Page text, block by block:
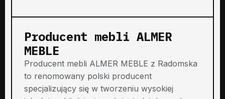
Producent mebli ALMER
MEBLE
Producent mebli ALMER MEBLE z Radomska
to renomowany polski producent
specjalizujący się w tworzeniu wysokiej